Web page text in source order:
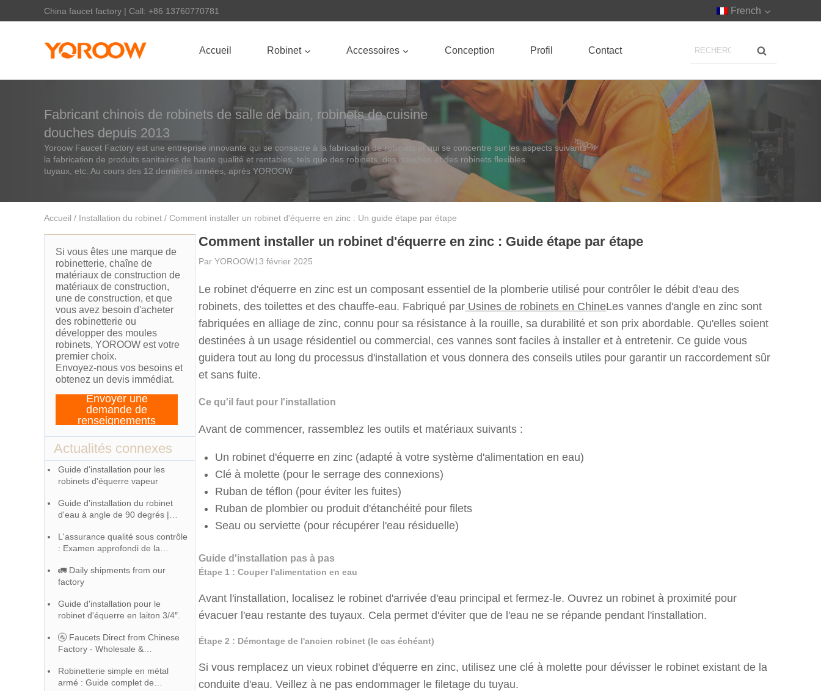
China faucet factory | Call: +86 13760770781 French
Accueil Robinet Accessoires Conception Profil Contact
Fabricant chinois de robinets de salle de bain, robinets de cuisine
douches depuis 2013
Yoroow Faucet Factory est une entreprise innovante qui se consacre à la fabrication de robinets et qui se concentre sur les aspects suivants
la fabrication de produits sanitaires de haute qualité et rentables, tels que des robinets, des douches et des robinets flexibles.
tuyaux, etc. Au cours des 12 dernières années, après YOROOW
Accueil / Installation du robinet / Comment installer un robinet d'équerre en zinc : Un guide étape par étape
Si vous êtes une marque de
robinetterie, chaîne de
matériaux de construction de
matériaux de construction,
une de construction, et que
vous avez besoin d'acheter
des robinetterie ou
développer des moules
robinets, YOROOW est votre
premier choix.
Envoyez-nous vos besoins et
obtenez un devis immédiat.
Envoyer une
demande de
renseignements
Actualités connexes
Guide d'installation pour les
robinets d'équerre vapeur
Guide d'installation du robinet
d'eau à angle de 90 degrés |
robinetterie chinoise
L'assurance qualité sous contrôle
: Examen approfondi de la
de l'usine de robinets YOROOW
🚛 Daily shipments from our
factory
Guide d'installation pour le
robinet d'équerre en laiton 3/4″.
🚰 Faucets Direct from Chinese
Factory - Wholesale &
Robinetterie simple en métal
armé : Guide complet de
Comment installer un robinet d'équerre en zinc : Guide étape par étape
Par YOROOW13 février 2025
Le robinet d'équerre en zinc est un composant essentiel de la plomberie utilisé pour contrôler le débit d'eau des
robinets, des toilettes et des chauffe-eau. Fabriqué par Usines de robinets en ChineLes vannes d'angle en zinc sont
fabriquées en alliage de zinc, connu pour sa résistance à la rouille, sa durabilité et son prix abordable. Qu'elles soient
destinées à un usage résidentiel ou commercial, ces vannes sont faciles à installer et à entretenir. Ce guide vous
guidera tout au long du processus d'installation et vous donnera des conseils utiles pour garantir un raccordement sûr
et sans fuite.
Ce qu'il faut pour l'installation
Avant de commencer, rassemblez les outils et matériaux suivants :
Un robinet d'équerre en zinc (adapté à votre système d'alimentation en eau)
Clé à molette (pour le serrage des connexions)
Ruban de téflon (pour éviter les fuites)
Ruban de plombier ou produit d'étanchéité pour filets
Seau ou serviette (pour récupérer l'eau résiduelle)
Guide d'installation pas à pas
Étape 1 : Couper l'alimentation en eau
Avant l'installation, localisez le robinet d'arrivée d'eau principal et fermez-le. Ouvrez un robinet à proximité pour
évacuer l'eau restante des tuyaux. Cela permet d'éviter que de l'eau ne se répande pendant l'installation.
Étape 2 : Démontage de l'ancien robinet (le cas échéant)
Si vous remplacez un vieux robinet d'équerre en zinc, utilisez une clé à molette pour dévisser le robinet existant de la
conduite d'eau. Veillez à ne pas endommager le filetage du tuyau.